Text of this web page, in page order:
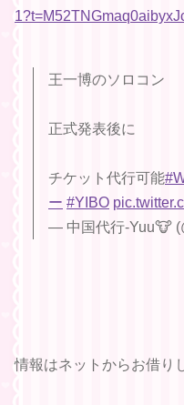
王一博のソロコン
正式発表後に
チケット代行可能
ー #YIBO
— 中国代行-Yuu🐮
情報はネットからお借り